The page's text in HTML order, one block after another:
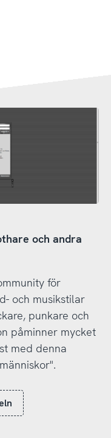
och andra
för
och musikstilar
punkare och
påminner mycket
med denna